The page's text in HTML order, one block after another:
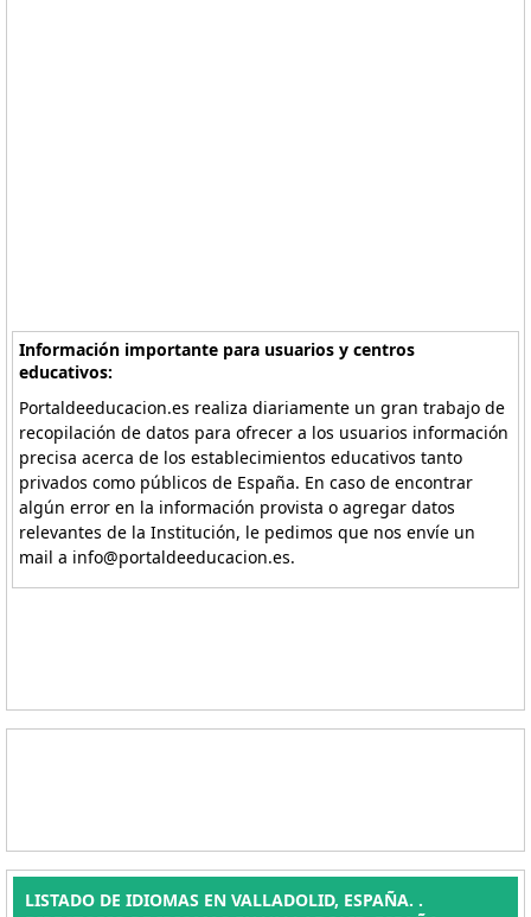
Información importante para usuarios y centros
educativos:
Portaldeeducacion.es realiza diariamente un gran trabajo de
recopilación de datos para ofrecer a los usuarios información
precisa acerca de los establecimientos educativos tanto
privados como públicos de España. En caso de encontrar
algún error en la información provista o agregar datos
relevantes de la Institución, le pedimos que nos envíe un
mail a info@portaldeeducacion.es.
LISTADO DE IDIOMAS EN VALLADOLID, ESPAÑA. .